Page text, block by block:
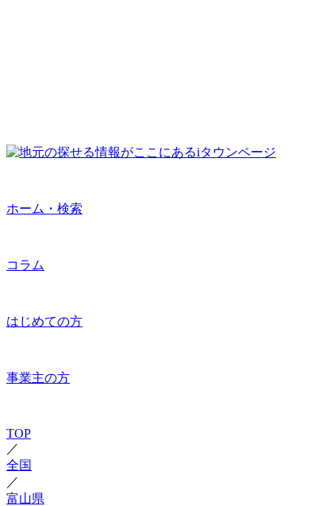
ホーム・検索
コラム
はじめての方
事業主の方
TOP
／
全国
／
富山県